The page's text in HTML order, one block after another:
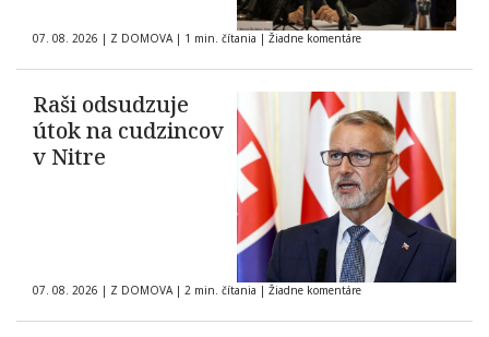
07. 08. 2026 | Z DOMOVA | 1 min. čítania | Žiadne komentáre
Raši odsudzuje
útok na cudzincov
v Nitre
07. 08. 2026 | Z DOMOVA | 2 min. čítania | Žiadne komentáre